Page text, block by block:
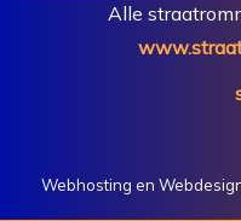
Alle
Webhosting en